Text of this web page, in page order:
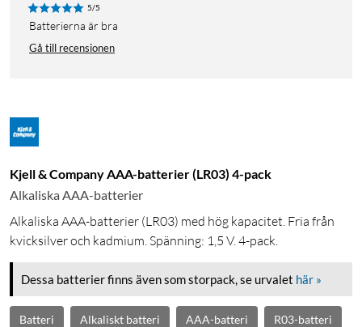
5/5
Batterierna är bra
Gå till recensionen
Kjell & Company AAA-batterier (LR03) 4-pack
Alkaliska AAA-batterier
Alkaliska AAA-batterier (LR03) med hög kapacitet. Fria från
kvicksilver och kadmium. Spänning: 1,5 V. 4-pack.
Dessa batterier finns även som storpack, se urvalet här »
Batteri Alkaliskt batteri AAA-batteri R03-batteri